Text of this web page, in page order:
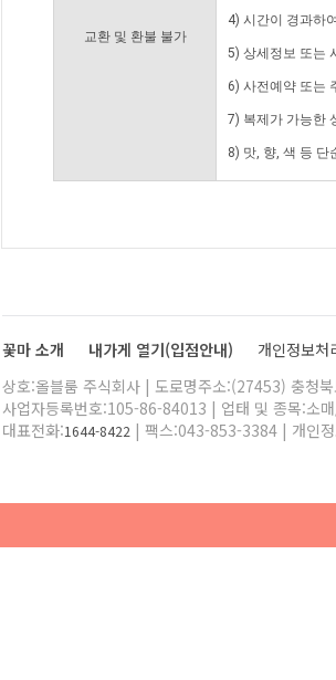
교환 및 환불 불가
4) 시간이 경과하
5) 상세정보 또는
6) 사전예약 또는
7) 복제가 가능한
8) 맛, 향, 색 등 단
꽃마 소개 내가게 열기(입점안내) 개인정보처
상호:올블룸 주식회사 | 도로명주소:(27453) 충청
사업자등록번호:105-86-84013 | 업태 및 종목:소
대표전화:1644-8422 | 팩스:043-853-3384 | 개인정